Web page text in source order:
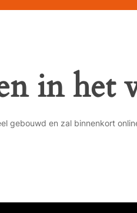
in het
gebouwd en zal binnenkort